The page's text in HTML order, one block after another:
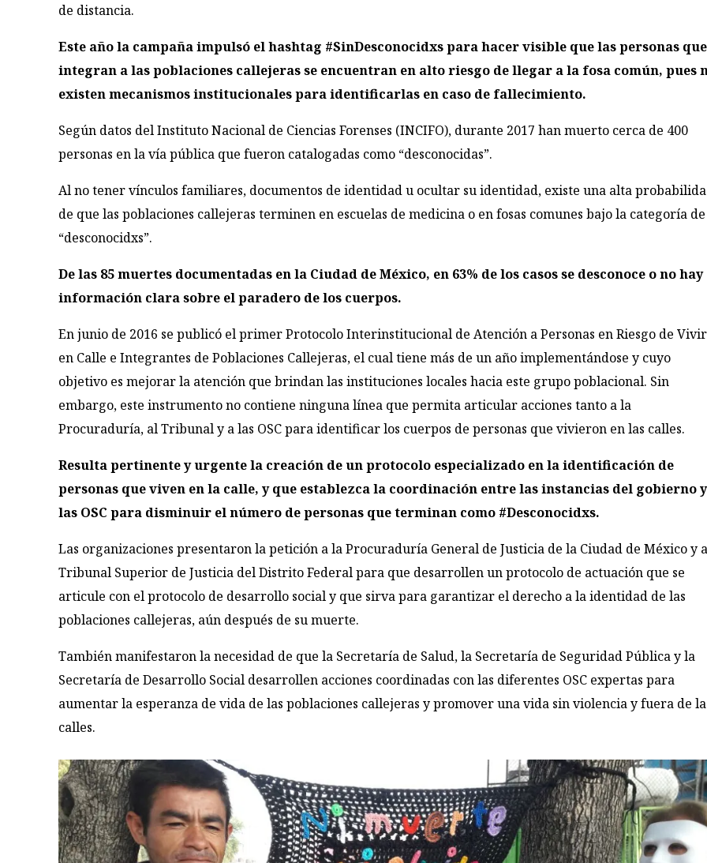
de distancia.
Este año la campaña impulsó el hashtag #SinDesconocidxs para hacer visible que las personas que
integran a las poblaciones callejeras se encuentran en alto riesgo de llegar a la fosa común, pues
existen mecanismos institucionales para identificarlas en caso de fallecimiento.
Según datos del Instituto Nacional de Ciencias Forenses (INCIFO), durante 2017 han muerto cerca de 400
personas en la vía pública que fueron catalogadas como “desconocidas”.
Al no tener vínculos familiares, documentos de identidad u ocultar su identidad, existe una alta
de que las poblaciones callejeras terminen en escuelas de medicina o en fosas comunes bajo la categoría de
“desconocidxs”.
De las 85 muertes documentadas en la Ciudad de México, en 63% de los casos se desconoce o no hay
información clara sobre el paradero de los cuerpos.
En junio de 2016 se publicó el primer Protocolo Interinstitucional de Atención a Personas en Riesgo de Vivir
en Calle e Integrantes de Poblaciones Callejeras, el cual tiene más de un año implementándose y cuyo
objetivo es mejorar la atención que brindan las instituciones locales hacia este grupo poblacional. Sin
embargo, este instrumento no contiene ninguna línea que permita articular acciones tanto a la
Procuraduría, al Tribunal y a las OSC para identificar los cuerpos de personas que vivieron en las calles.
Resulta pertinente y urgente la creación de un protocolo especializado en la identificación de
personas que viven en la calle, y que establezca la coordinación entre las instancias del gobierno y
las OSC para disminuir el número de personas que terminan como #Desconocidxs.
Las organizaciones presentaron la petición a la Procuraduría General de Justicia de la Ciudad de México y
Tribunal Superior de Justicia del Distrito Federal para que desarrollen un protocolo de actuación que se
articule con el protocolo de desarrollo social y que sirva para garantizar el derecho a la identidad de las
poblaciones callejeras, aún después de su muerte.
También manifestaron la necesidad de que la Secretaría de Salud, la Secretaría de Seguridad Pública y la
Secretaría de Desarrollo Social desarrollen acciones coordinadas con las diferentes OSC expertas para
aumentar la esperanza de vida de las poblaciones callejeras y promover una vida sin violencia y fuera de
calles.